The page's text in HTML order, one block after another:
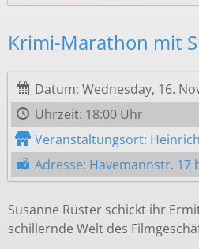
Krimi-Marathon mit
Datum: Wednesday, 16.
Uhrzeit: 18:00 Uhr
Veranstaltungsort:
Adresse: Havemannstr. 17
Susanne Rüster schickt ihr
schillernde Welt des